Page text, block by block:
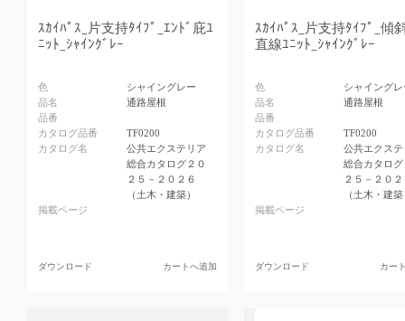
ｽｶｲﾊﾟｽ_片支持ﾀｲﾌﾟ_ｴﾝﾄﾞ庇ﾕ
ﾆｯﾄ_ｼｬｲﾝｸﾞﾚｰ
色
シャイングレー
品名
通路屋根
品番
カタログ品番
TF0200
カタログ名
公共エクステリア
総合カタログ２０
２５－２０２６
（土木・建築）
掲載ページ
ダウンロード カートへ追加
ｽｶｲﾊﾟｽ_片支持ﾀｲﾌﾟ_傾
直線ﾕﾆｯﾄ_ｼｬｲﾝｸﾞﾚｰ
色
シャイング
品名
通路屋根
品番
カタログ品番
TF0200
カタログ名
公共エクス
総合カタロ
２５－２０
（土木・建
掲載ページ
ダウンロード カー